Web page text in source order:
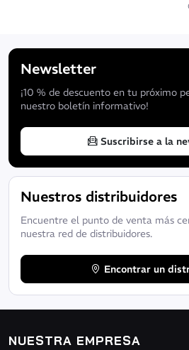
Newsletter
¡10 % de descuento en tu próximo
nuestro boletín informativo!
Suscribirse a la
Nuestros distribuidores
Encuentre el punto de venta más
nuestra red de distribuidores.
Encontrar un
NUESTRA EMPRESA